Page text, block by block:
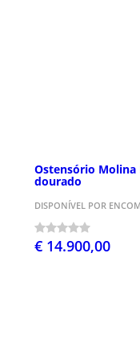
Ostensório Molina
dourado
DISPONÍVEL POR
€ 14.900,00